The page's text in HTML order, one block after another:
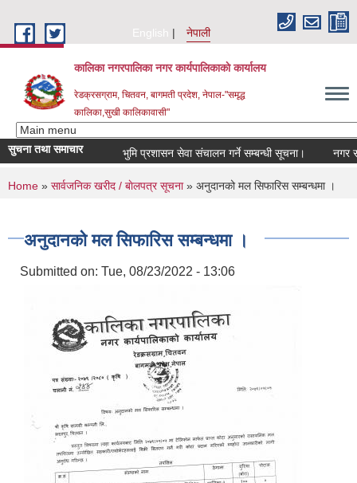
English
नेपाली
कालिका नगरपालिका नगर कार्यपालिकाकाे कार्यालय
रेडक्रसग्राम, चितवन, बागमती प्रदेश, नेपाल-"समृद्ध
कालिका,सुखी कालिकावासी"
सुचना तथा समाचार भुमि प्रशासन सेवा संचालन गर्ने सम्बन्धी सूचना। नगर
You are here
Home » सार्वजनिक खरीद / बाेलपत्र सूचना» अनुदानको मल सिफारिस सम्बन्धमा ।
अनुदानको मल सिफारिस सम्बन्धमा ।
Submitted on: Tue, 08/23/2022 - 13:06